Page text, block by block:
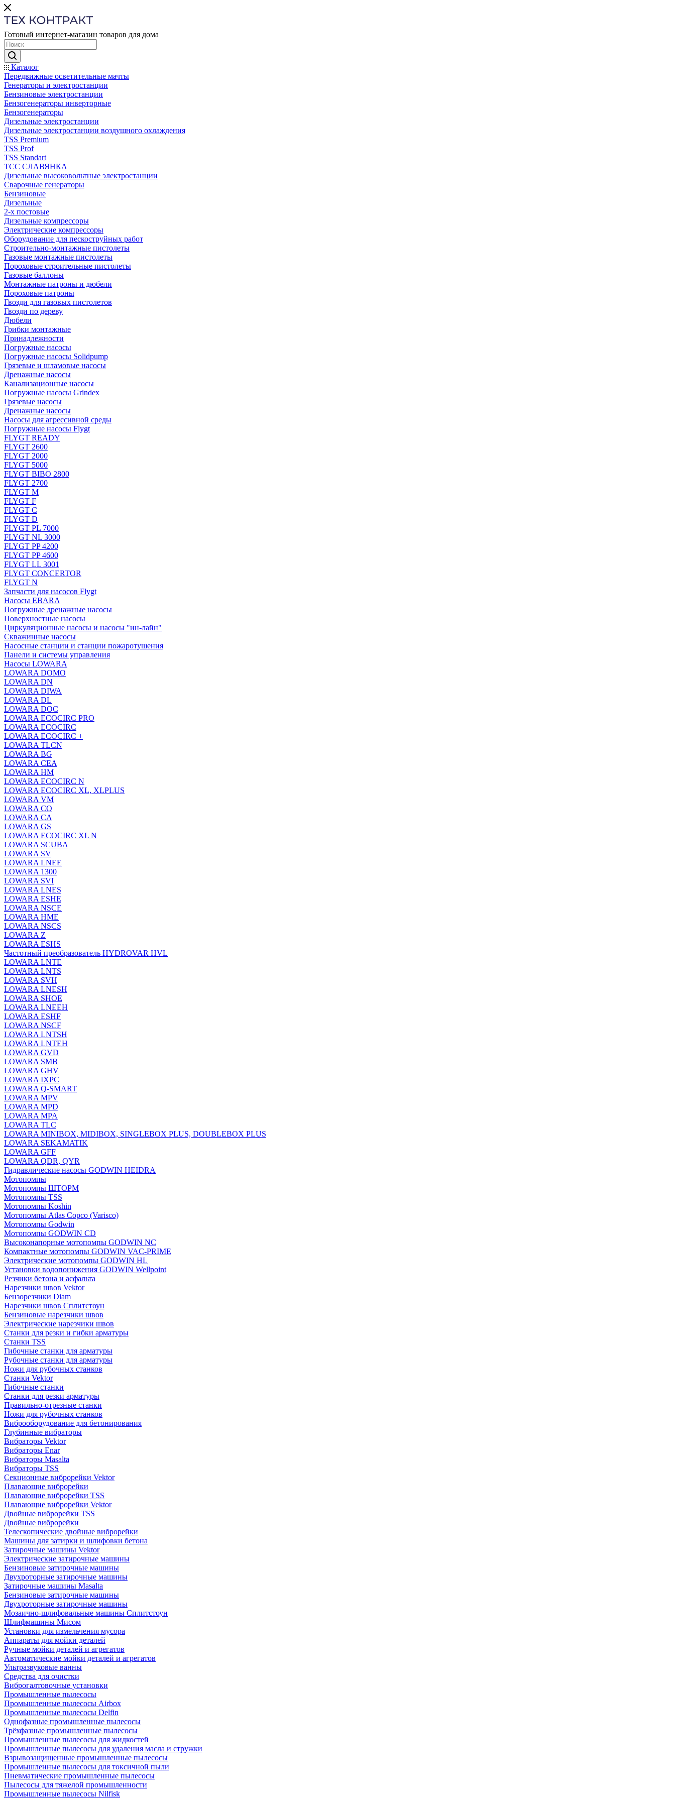
Готовый интернет-магазин товаров для дома
Каталог
Передвижные осветительные мачты
Генераторы и электростанции
Бензиновые электростанции
Бензогенераторы инверторные
Бензогенераторы
Дизельные электростанции
Дизельные электростанции воздушного охлаждения
TSS Premium
TSS Prof
TSS Standart
ТСС СЛАВЯНКА
Дизельные высоковольтные электростанции
Сварочные генераторы
Бензиновые
Дизельные
2-х постовые
Дизельные компрессоры
Электрические компрессоры
Оборудование для пескоструйных работ
Строительно-монтажные пистолеты
Газовые монтажные пистолеты
Пороховые строительные пистолеты
Газовые баллоны
Монтажные патроны и дюбели
Пороховые патроны
Гвозди для газовых пистолетов
Гвозди по дереву
Дюбели
Грибки монтажные
Принадлежности
Погружные насосы
Погружные насосы Solidpump
Грязевые и шламовые насосы
Дренажные насосы
Канализационные насосы
Погружные насосы Grindex
Грязевые насосы
Дренажные насосы
Насосы для агрессивной среды
Погружные насосы Flygt
FLYGT READY
FLYGT 2600
FLYGT 2000
FLYGT 5000
FLYGT BIBO 2800
FLYGT 2700
FLYGT M
FLYGT F
FLYGT C
FLYGT D
FLYGT PL 7000
FLYGT NL 3000
FLYGT PP 4200
FLYGT PP 4600
FLYGT LL 3001
FLYGT CONCERTOR
FLYGT N
Запчасти для насосов Flygt
Насосы EBARA
Погружные дренажные насосы
Поверхностные насосы
Циркуляционные насосы и насосы "ин-лайн"
Скважинные насосы
Насосные станции и станции пожаротушения
Панели и системы управления
Насосы LOWARA
LOWARA DOMO
LOWARA DN
LOWARA DIWA
LOWARA DL
LOWARA DOC
LOWARA ECOCIRC PRO
LOWARA ECOCIRC
LOWARA ECOCIRC +
LOWARA TLCN
LOWARA BG
LOWARA CEA
LOWARA HM
LOWARA ECOCIRC N
LOWARA ECOCIRC XL, XLPLUS
LOWARA VM
LOWARA CO
LOWARA CA
LOWARA GS
LOWARA ECOCIRC XL N
LOWARA SCUBA
LOWARA SV
LOWARA LNEE
LOWARA 1300
LOWARA SVI
LOWARA LNES
LOWARA ESHE
LOWARA NSCE
LOWARA HME
LOWARA NSCS
LOWARA Z
LOWARA ESHS
Частотный преобразователь HYDROVAR HVL
LOWARA LNTE
LOWARA LNTS
LOWARA SVH
LOWARA LNESH
LOWARA SHOE
LOWARA LNEEH
LOWARA ESHF
LOWARA NSCF
LOWARA LNTSH
LOWARA LNTEH
LOWARA GVD
LOWARA SMB
LOWARA GHV
LOWARA IXPС
LOWARA Q-SMART
LOWARA MPV
LOWARA MPD
LOWARA MPA
LOWARA TLC
LOWARA MINIBOX, MIDIBOX, SINGLEBOX PLUS, DOUBLEBOX PLUS
LOWARA SEKAMATIK
LOWARA GFF
LOWARA QDR, QYR
Гидравлические насосы GODWIN HEIDRA
Мотопомпы
Мотопомпы ШТОРМ
Мотопомпы TSS
Мотопомпы Koshin
Мотопомпы Atlas Copco (Varisco)
Мотопомпы Godwin
Мотопомпы GODWIN CD
Высоконапорные мотопомпы GODWIN NC
Компактные мотопомпы GODWIN VAC-PRIME
Электрические мотопомпы GODWIN HL
Установки водопонижения GODWIN Wellpoint
Резчики бетона и асфальта
Нарезчики швов Vektor
Бензорезчики Diam
Нарезчики швов Сплитстоун
Бензиновые нарезчики швов
Электрические нарезчики швов
Станки для резки и гибки арматуры
Станки TSS
Гибочные станки для арматуры
Рубочные станки для арматуры
Ножи для рубочных станков
Станки Vektor
Гибочные станки
Станки для резки арматуры
Правильно-отрезные станки
Ножи для рубочных станков
Виброоборудование для бетонирования
Глубинные вибраторы
Вибраторы Vektor
Вибраторы Enar
Вибраторы Masalta
Вибраторы TSS
Секционные виброрейки Vektor
Плавающие виброрейки
Плавающие виброрейки TSS
Плавающие виброрейки Vektor
Двойные виброрейки TSS
Двойные виброрейки
Телескопические двойные виброрейки
Машины для затирки и шлифовки бетона
Затирочные машины Vektor
Электрические затирочные машины
Бензиновые затирочные машины
Двухроторные затирочные машины
Затирочные машины Masalta
Бензиновые затирочные машины
Двухроторные затирочные машины
Мозаично-шлифовальные машины Сплитстоун
Шлифмашины Мисом
Установки для измельчения мусора
Аппараты для мойки деталей
Ручные мойки деталей и агрегатов
Автоматические мойки деталей и агрегатов
Ультразвуковые ванны
Средства для очистки
Виброгалтовочные установки
Промышленные пылесосы
Промышленные пылесосы Airbox
Промышленные пылесосы Delfin
Однофазные промышленные пылесосы
Трёхфазные промышленные пылесосы
Промышленные пылесосы для жидкостей
Промышленные пылесосы для удаления масла и стружки
Взрывозащищенные промышленные пылесосы
Промышленные пылесосы для токсичной пыли
Пневматические промышленные пылесосы
Пылесосы для тяжелой промышленности
Промышленные пылесосы Nilfisk